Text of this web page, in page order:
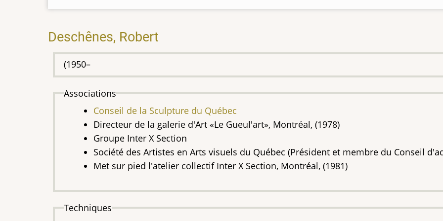
Deschênes, Robert
(1950–
Associations
Conseil de la Sculpture du Québec
Directeur de la galerie d'Art «Le Gueul'art», Montréal, (1978)
Groupe Inter X Section
Société des Artistes en Arts visuels du Québec (Président et membre du Conseil
Met sur pied l'atelier collectif Inter X Section, Montréal, (1981)
Techniques